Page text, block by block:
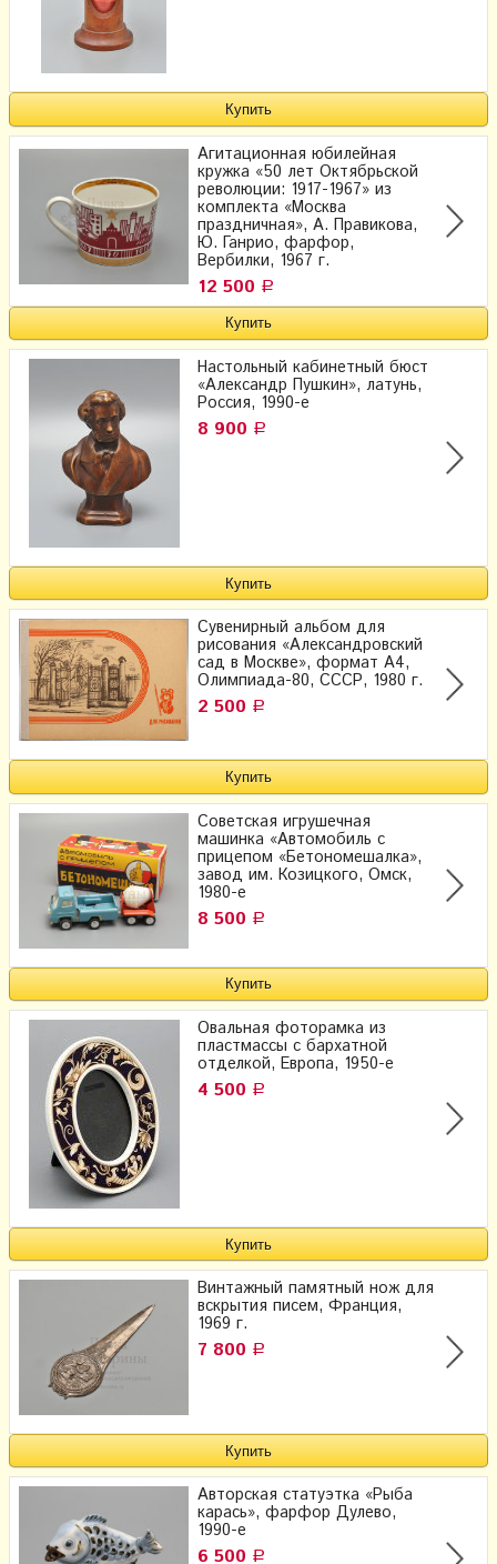
Агитационная юбилейная
кружка «50 лет Октябрьской
революции: 1917-1967» из
комплекта «Москва
праздничная», А. Правикова,
Ю. Ганрио, фарфор,
Вербилки, 1967 г.
12 500 Р
Настольный кабинетный бюст
«Александр Пушкин», латунь,
Россия, 1990-е
8 900 Р
Сувенирный альбом для
рисования «Александровский
сад в Москве», формат А4,
Олимпиада-80, СССР, 1980 г.
2 500 Р
Советская игрушечная
машинка «Автомобиль с
прицепом «Бетономешалка»,
завод им. Козицкого, Омск,
1980-е
8 500 Р
Овальная фоторамка из
пластмассы с бархатной
отделкой, Европа, 1950-е
4 500 Р
Винтажный памятный нож для
вскрытия писем, Франция,
1969 г.
7 800 Р
Авторская статуэтка «Рыба
карась», фарфор Дулево,
1990-е
6 500 Р